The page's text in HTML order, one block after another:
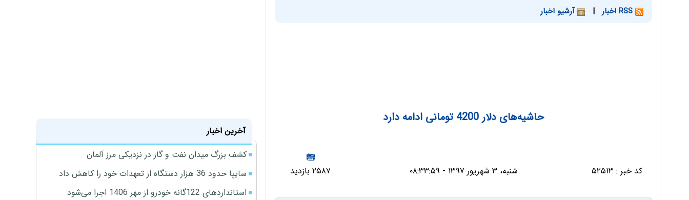
| آرشیو اخبار
حاشیه‌های دلار 4200 تومانی ادامه دارد
کد خبر : ۵۲۵۱۳ شنبه، ۳ شهریور ۱۳۹۷ - ۰۸:۳۳:۵۹ ۲۵۸۷ بازدید
آخرین اخبار
کشف بزرگ میدان نفت و گاز در نزدیکی مرز آلمان
سایپا حدود 36 هزار دستگاه از تعهدات خود را کاهش داد
استانداردهای 122گانه خودرو از مهر 1406 اجرا می‌شود